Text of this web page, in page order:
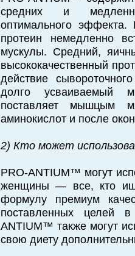
средних и
оптимального эффекта.
протеин немедленно
мускулы. Средний,
высококачественный
действие
долго усваиваемый
поставляет мышцым
аминокислот и после
2) Кто может
PRO-ANTIUM™ могут
женщины — все, кто
формулу премиум
поставленных целей
ANTIUM™ также могут
свою диету